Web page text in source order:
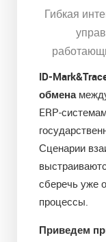
Гибкая
ID-
обмена
ERP-
Сценарии
сберечь уже
процессы.
Приведем